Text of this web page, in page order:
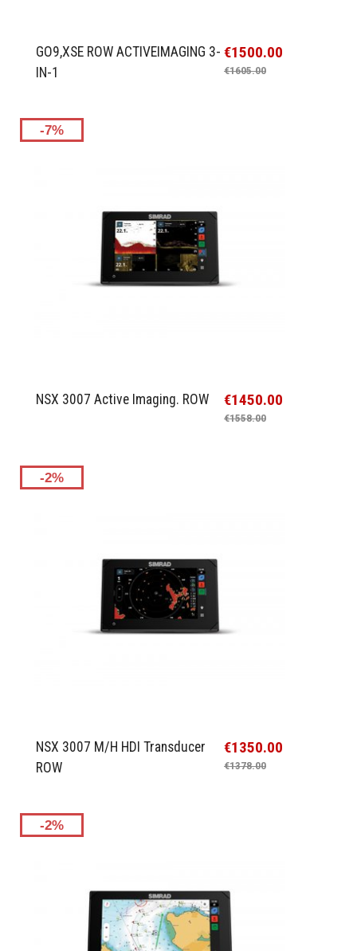
GO9,XSE ROW ACTIVEIMAGING 3-
IN-1
€1500.00
€1605.00
-7%
NSX 3007 Active Imaging. ROW €1450.00
€1558.00
-2%
NSX 3007 M/H HDI Transducer
ROW
€1350.00
€1378.00
-2%